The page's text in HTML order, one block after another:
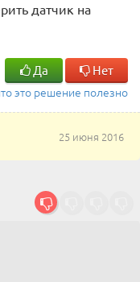
датчик на
Да Нет
это решение полезно
25 июня 2016